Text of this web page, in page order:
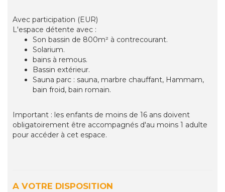
Avec participation (EUR)
L'espace détente avec :
Son bassin de 800m² à contrecourant.
Solarium.
bains à remous.
Bassin extérieur.
Sauna parc : sauna, marbre chauffant, Hammam,
bain froid, bain romain.
Important : les enfants de moins de 16 ans doivent
obligatoirement être accompagnés d'au moins 1 adulte
pour accéder à cet espace.
A VOTRE DISPOSITION